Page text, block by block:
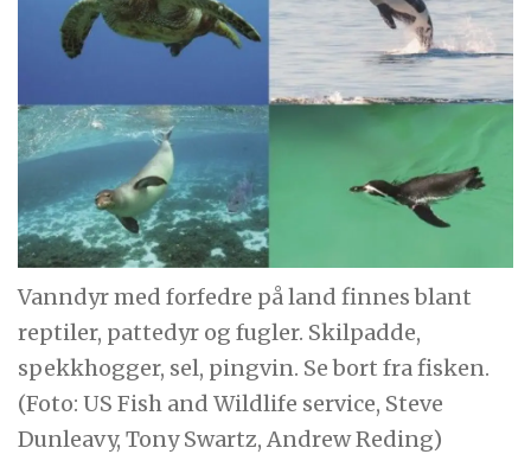
Vanndyr med forfedre på land finnes blant
reptiler, pattedyr og fugler. Skilpadde,
spekkhogger, sel, pingvin. Se bort fra fisken.
(Foto: US Fish and Wildlife service, Steve
Dunleavy, Tony Swartz, Andrew Reding)